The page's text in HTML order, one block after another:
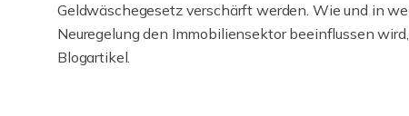
Geldwäschegesetz verschärft werden. Wie und in
Neuregelung den Immobiliensektor beeinflussen
Blogartikel.